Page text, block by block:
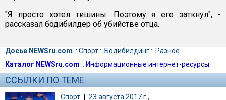
"Я просто хотел тишины. Поэтому я его заткнул", -
рассказал бодибилдер об убийстве отца.
Досье NEWSru.com :: Спорт:: Бодибилдинг:: Разное
Каталог NEWSru.com :: Информационные интернет-ресурсы
ССЫЛКИ ПО ТЕМЕ
Спорт | 23 августа 2017 г.,